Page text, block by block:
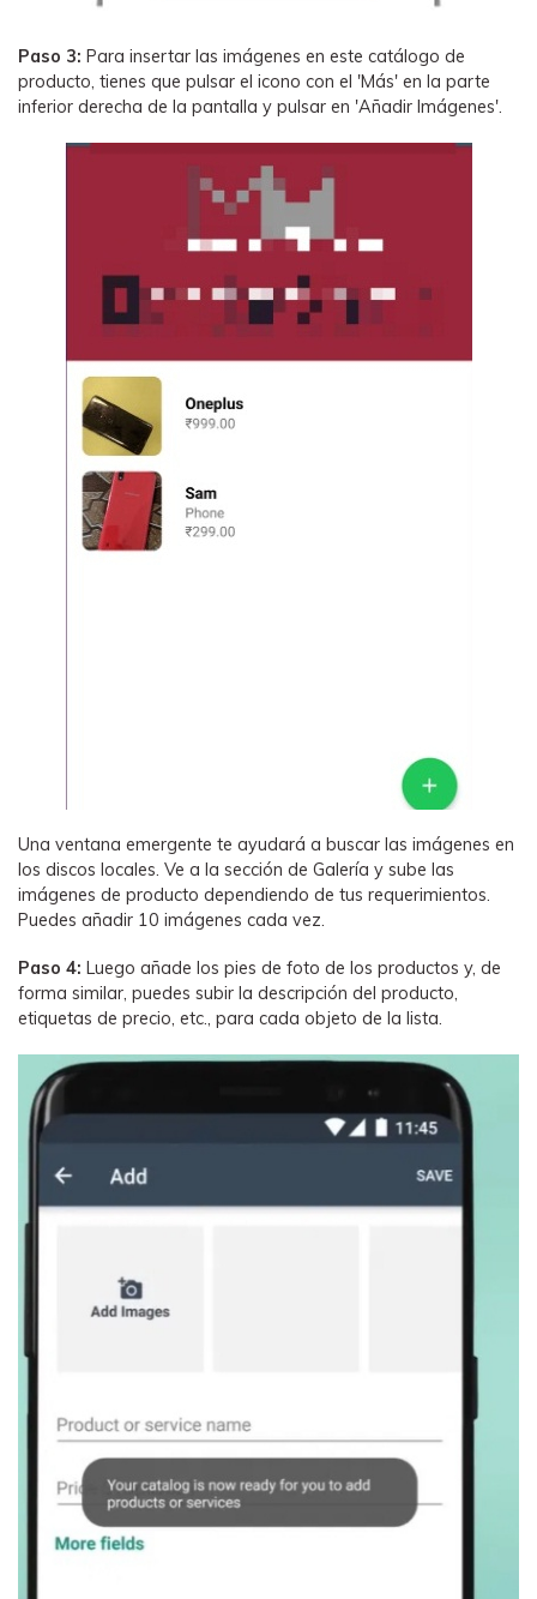
Paso 3: Para insertar las imágenes en este catálogo de
producto, tienes que pulsar el icono con el 'Más' en la parte
inferior derecha de la pantalla y pulsar en 'Añadir Imágenes'.
Una ventana emergente te ayudará a buscar las imágenes en
los discos locales. Ve a la sección de Galería y sube las
imágenes de producto dependiendo de tus requerimientos.
Puedes añadir 10 imágenes cada vez.
Paso 4: Luego añade los pies de foto de los productos y, de
forma similar, puedes subir la descripción del producto,
etiquetas de precio, etc., para cada objeto de la lista.